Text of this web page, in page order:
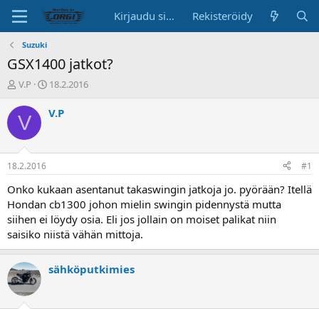
Kirjaudu sisään Rekisteröidy
Suzuki
GSX1400 jatkot?
K
s
k
s
t
e
l
n
a
l
o
i
t
t
a
V.P
A
o
p
ä
v
ä
18.2.2016
V V.P
18.2.2016 #1
Onko kukaan asentanut takaswingin jatkoja jo. pyörään? Itellä
Hondan cb1300 johon mielin swingin pidennystä mutta
siihen ei löydy osia. Eli jos jollain on moiset palikat niin
saisiko niistä vähän mittoja.
sähköputkimies